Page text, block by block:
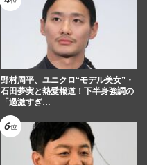
野村周平、ユニクロ“モデル美女”・
石田夢実と熱愛報道！下半身強調の
「過激すぎ…